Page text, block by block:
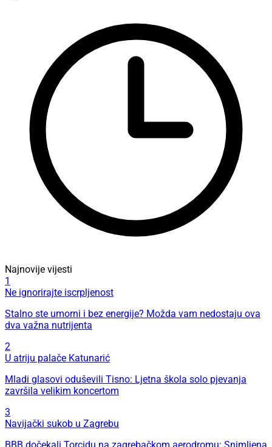
Najnovije vijesti
1
Ne ignorirajte iscrpljenost
Stalno ste umorni i bez energije? Možda vam nedostaju ova
dva važna nutrijenta
2
U atriju palače Katunarić
Mladi glasovi oduševili Tisno: Ljetna škola solo pjevanja
završila velikim koncertom
3
Navijački sukob u Zagrebu